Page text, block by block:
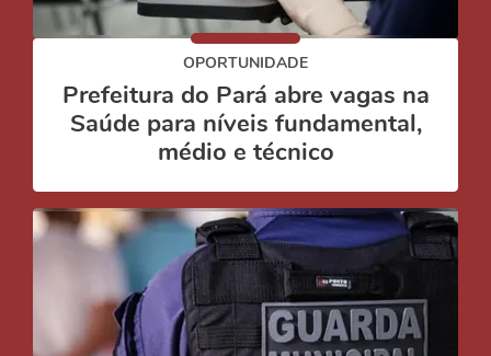
OPORTUNIDADE
Prefeitura do Pará abre vagas na
Saúde para níveis fundamental,
médio e técnico